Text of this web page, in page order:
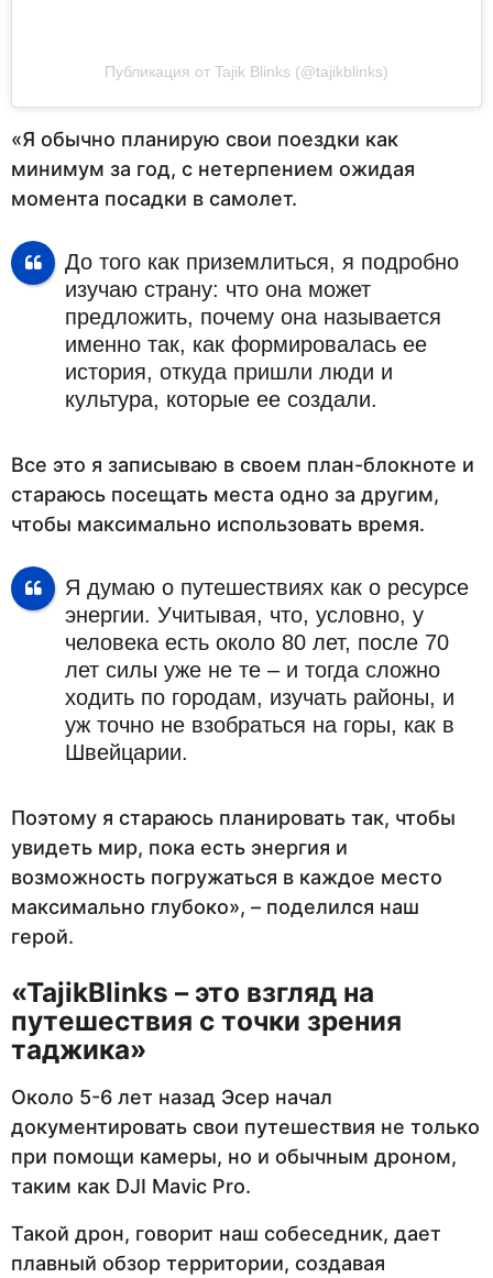
Публикация от Tajik Blinks (@tajikblinks)
«Я обычно планирую свои поездки как
минимум за год, с нетерпением ожидая
момента посадки в самолет.
До того как приземлиться, я подробно
изучаю страну: что она может
предложить, почему она называется
именно так, как формировалась ее
история, откуда пришли люди и
культура, которые ее создали.
Все это я записываю в своем план-блокноте и
стараюсь посещать места одно за другим,
чтобы максимально использовать время.
Я думаю о путешествиях как о ресурсе
энергии. Учитывая, что, условно, у
человека есть около 80 лет, после 70
лет силы уже не те – и тогда сложно
ходить по городам, изучать районы, и
уж точно не взобраться на горы, как в
Швейцарии.
Поэтому я стараюсь планировать так, чтобы
увидеть мир, пока есть энергия и
возможность погружаться в каждое место
максимально глубоко», – поделился наш
герой.
«TajikBlinks – это взгляд на
путешествия с точки зрения
таджика»
Около 5-6 лет назад Эсер начал
документировать свои путешествия не только
при помощи камеры, но и обычным дроном,
таким как DJI Mavic Pro.
Такой дрон, говорит наш собеседник, дает
плавный обзор территории, создавая